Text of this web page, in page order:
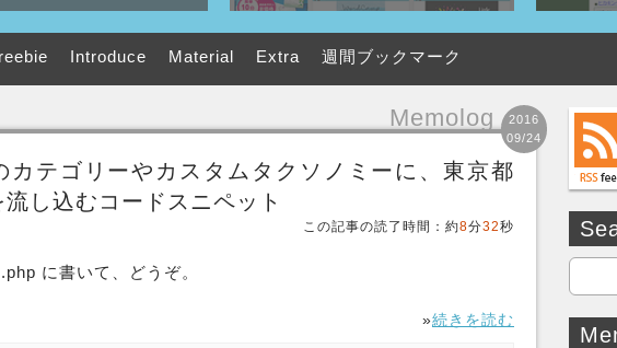
Introduce Material Extra 週間ブックマーク
Memolog
2016
09/24
カテゴリーやカスタムタクソノミーに、東京都
し込むコードスニペット
この記事の読了時間：約8分32秒
に書いて、どうぞ。
»続きを読む